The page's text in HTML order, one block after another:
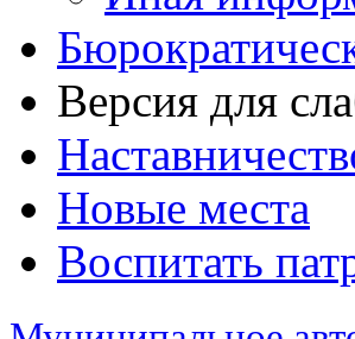
Версия для
Новые места
Воспитать